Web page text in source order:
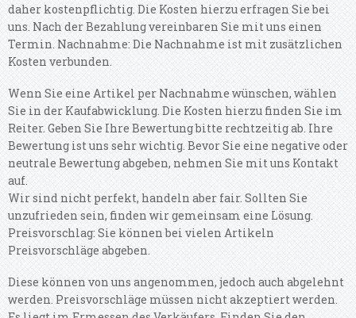
daher kostenpflichtig. Die Kosten hierzu erfragen Sie bei
uns. Nach der Bezahlung vereinbaren Sie mit uns einen
Termin. Nachnahme: Die Nachnahme ist mit zusätzlichen
Kosten verbunden.
Wenn Sie eine Artikel per Nachnahme wünschen, wählen
Sie in der Kaufabwicklung. Die Kosten hierzu finden Sie im
Reiter. Geben Sie Ihre Bewertung bitte rechtzeitig ab. Ihre
Bewertung ist uns sehr wichtig. Bevor Sie eine negative oder
neutrale Bewertung abgeben, nehmen Sie mit uns Kontakt
auf.
Wir sind nicht perfekt, handeln aber fair. Sollten Sie
unzufrieden sein, finden wir gemeinsam eine Lösung.
Preisvorschlag: Sie können bei vielen Artikeln
Preisvorschläge abgeben.
Diese können von uns angenommen, jedoch auch abgelehnt
werden. Preisvorschläge müssen nicht akzeptiert werden.